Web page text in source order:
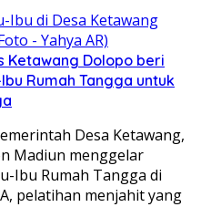
Ketawang Dolopo beri
Rumah Tangga untuk
Desa Ketawang,
Madiun menggelar
Ibu Rumah Tangga di
pelatihan menjahit yang